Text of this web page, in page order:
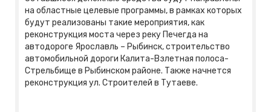
на областные целевые программы, в рамках которых
будут реализованы такие мероприятия, как
реконструкция моста через реку Печегда на
автодороге Ярославль – Рыбинск, строительство
автомобильной дороги Калита-Взлетная полоса-
Стрельбище в Рыбинском районе. Также начнется
реконструкция ул. Строителей в Тутаеве.